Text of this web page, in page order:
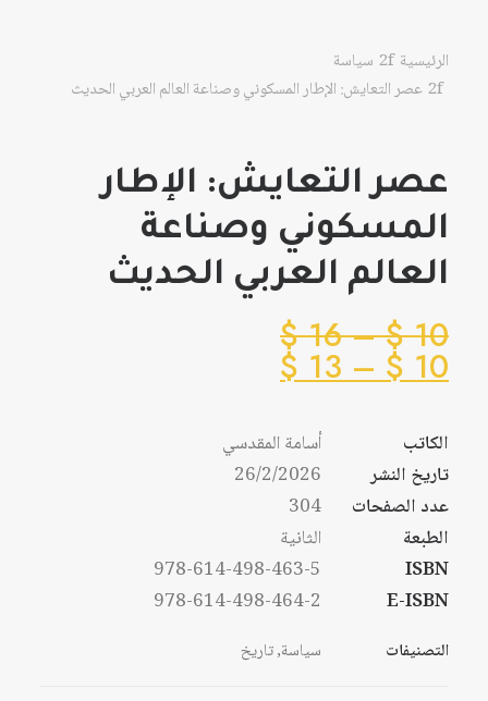
الرئيسية
سياسة
عصر التعايش: الإطار المسكوني وصناعة العالم العربي الحديث
عصر التعايش: الإطار
المسكوني وصناعة
العالم العربي الحديث
10
$
–
16
$نطاق
من
خلال
10
$
–
13
$
السعر:
من
خلال
الكاتب
أسامة المقدسي
تاريخ النشر
26/2/2026
عدد الصفحات
304
الطبعة
الثانية
ISBN
978-614-498-463-5
E-ISBN
978-614-498-464-2
التصنيفات سياسة,تاريخ